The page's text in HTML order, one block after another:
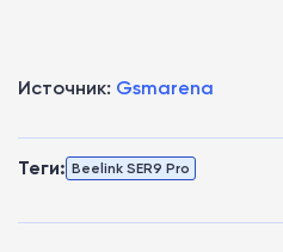
Источник: Gsmarena
Теги: Beelink SER9 Pro